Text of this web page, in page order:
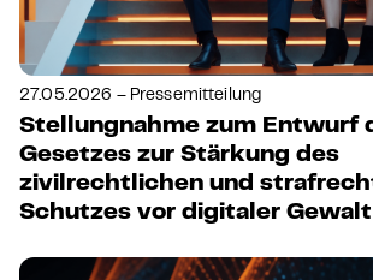
27.05.2026 – Pressemitteilung
Stellungnahme zum Entwurf
Gesetzes zur Stärkung des
zivilrechtlichen und
Schutzes vor digitaler Gewalt